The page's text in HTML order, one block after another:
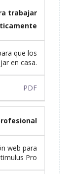
trabajar
que los
en casa.
PDF
web para
Pro